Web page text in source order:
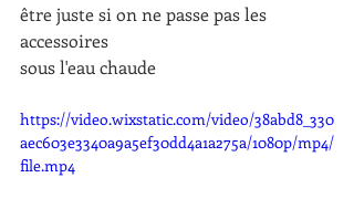
être juste si on ne passe pas les
accessoires
sous l'eau chaude
https://video.wixstatic.com/video/38abd8_330
aec603e3340a9a5ef30dd4a1a275a/1080p/mp4/
file.mp4